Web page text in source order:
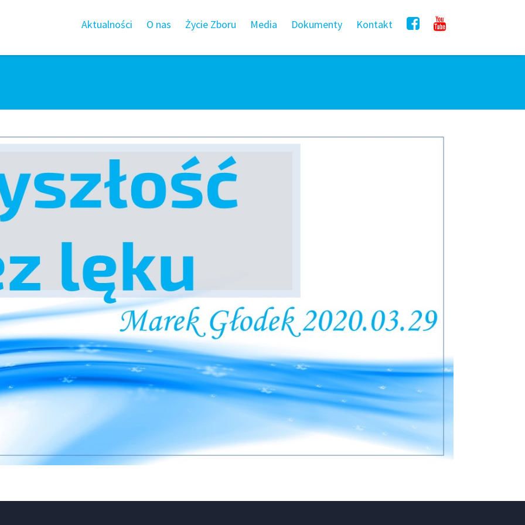
Aktualności O nas Życie Zboru Media Dokumenty Kontakt